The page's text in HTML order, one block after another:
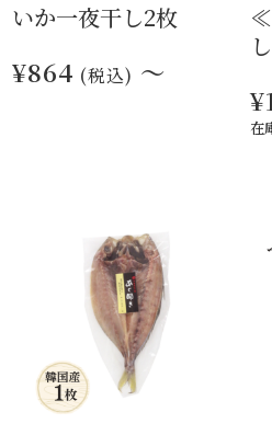
いか一夜干し2枚
¥864 (税込) ～
在